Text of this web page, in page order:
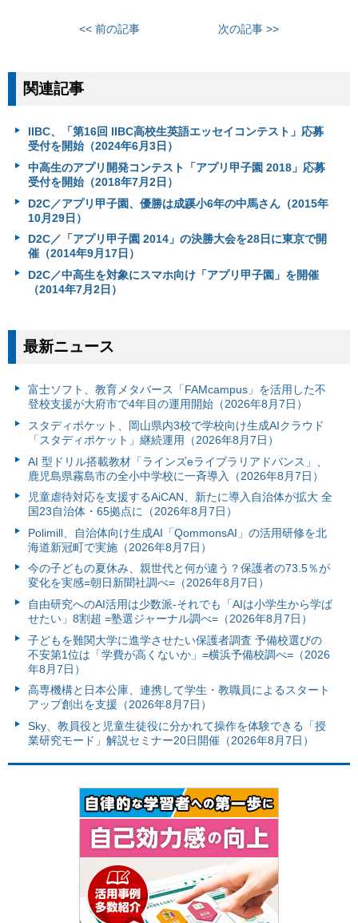
<< 前の記事 次の記事 >>
関連記事
IIBC、「第16回 IIBC高校生英語エッセイコンテスト」応募
受付を開始（2024年6月3日）
中高生のアプリ開発コンテスト「アプリ甲子園 2018」応募
受付を開始（2018年7月2日）
D2C／アプリ甲子園、優勝は成蹊小6年の中馬さん（2015年
10月29日）
D2C／「アプリ甲子園 2014」の決勝大会を28日に東京で開
催（2014年9月17日）
D2C／中高生を対象にスマホ向け「アプリ甲子園」を開催
（2014年7月2日）
最新ニュース
富⼠ソフト、教育メタバース「FAMcampus」を活用した不
登校支援が大府市で4年目の運用開始（2026年8月7日）
スタディポケット、岡山県内3校で学校向け生成AIクラウド
「スタディポケット」継続運用（2026年8月7日）
AI 型ドリル搭載教材「ラインズeライブラリアドバンス」、
鹿児島県霧島市の全小中学校に一斉導入（2026年8月7日）
児童虐待対応を支援するAiCAN、新たに導入自治体が拡大 全
国23自治体・65拠点に（2026年8月7日）
Polimill、自治体向け生成AI「QommonsAI」の活用研修を北
海道新冠町で実施（2026年8月7日）
今の子どもの夏休み、親世代と何が違う？保護者の73.5％が
変化を実感=朝日新聞社調べ=（2026年8月7日）
自由研究へのAI活用は少数派-それでも「AIは小学生から学ば
せたい」8割超 =塾選ジャーナル調べ=（2026年8月7日）
子どもを難関大学に進学させたい保護者調査 予備校選びの
不安第1位は「学費が高くないか」=横浜予備校調べ=（2026
年8月7日）
高専機構と日本公庫、連携して学生・教職員によるスタート
アップ創出を支援（2026年8月7日）
Sky、教員役と児童生徒役に分かれて操作を体験できる「授
業研究モード」解説セミナー20日開催（2026年8月7日）